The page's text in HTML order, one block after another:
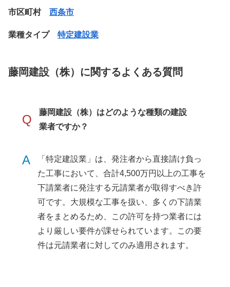
市区町村 西条市
業種タイプ 特定建設業
藤岡建設（株）に関するよくある質問
Q
藤岡建設（株）はどのような種類の建設
業者ですか？
A
「特定建設業」は、発注者から直接請け負っ
た工事において、合計4,500万円以上の工事を
下請業者に発注する元請業者が取得すべき許
可です。大規模な工事を扱い、多くの下請業
者をまとめるため、この許可を持つ業者には
より厳しい要件が課せられています。この要
件は元請業者に対してのみ適用されます。